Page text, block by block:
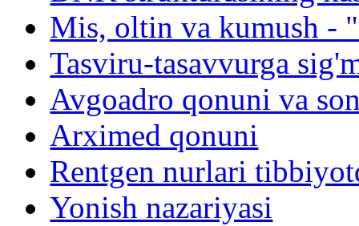
Mis, oltin va kumush -
Tasviru-tasavvurga
Avgoadro qonuni va
Arximed qonuni
Rentgen nurlari
Yonish nazariyasi